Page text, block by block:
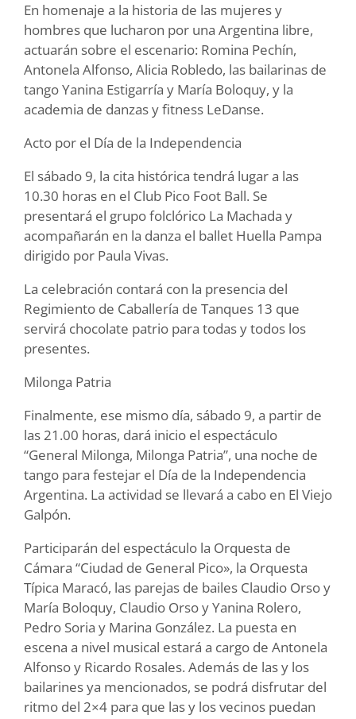
En homenaje a la historia de las mujeres y
hombres que lucharon por una Argentina libre,
actuarán sobre el escenario: Romina Pechín,
Antonela Alfonso, Alicia Robledo, las bailarinas de
tango Yanina Estigarría y María Boloquy, y la
academia de danzas y fitness LeDanse.
Acto por el Día de la Independencia
El sábado 9, la cita histórica tendrá lugar a las
10.30 horas en el Club Pico Foot Ball. Se
presentará el grupo folclórico La Machada y
acompañarán en la danza el ballet Huella Pampa
dirigido por Paula Vivas.
La celebración contará con la presencia del
Regimiento de Caballería de Tanques 13 que
servirá chocolate patrio para todas y todos los
presentes.
Milonga Patria
Finalmente, ese mismo día, sábado 9, a partir de
las 21.00 horas, dará inicio el espectáculo
“General Milonga, Milonga Patria”, una noche de
tango para festejar el Día de la Independencia
Argentina. La actividad se llevará a cabo en El Viejo
Galpón.
Participarán del espectáculo la Orquesta de
Cámara “Ciudad de General Pico», la Orquesta
Típica Maracó, las parejas de bailes Claudio Orso y
María Boloquy, Claudio Orso y Yanina Rolero,
Pedro Soria y Marina González. La puesta en
escena a nivel musical estará a cargo de Antonela
Alfonso y Ricardo Rosales. Además de las y los
bailarines ya mencionados, se podrá disfrutar del
ritmo del 2×4 para que las y los vecinos puedan